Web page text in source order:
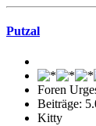
Putzal
Foren
Beiträge:
Kitty